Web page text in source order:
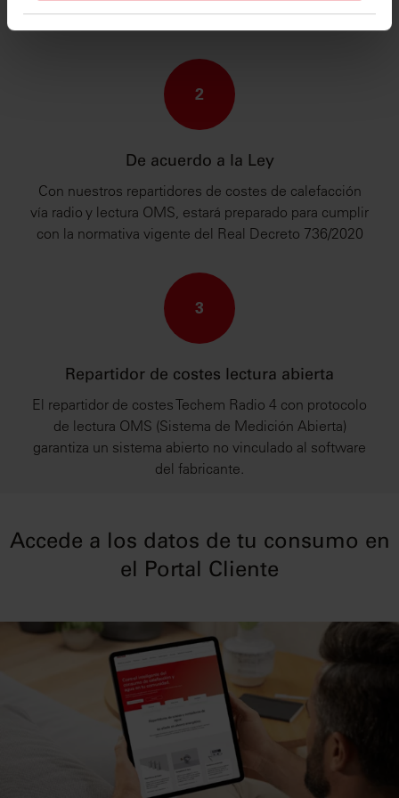
sociales, publicidad y análisis web, quienes pueden
combinarla con otra información que les haya
proporcionado o que hayan recopilado a partir del
uso que haya hecho de sus servicios.
años de experiencia.
2
De acuerdo a la Ley
Con nuestros repartidores de costes de calefacción
vía radio y lectura OMS, estará preparado para cumplir
con la normativa vigente del Real Decreto 736/2020
3
Repartidor de costes lectura abierta
El repartidor de costes Techem Radio 4 con protocolo
de lectura OMS (Sistema de Medición Abierta)
garantiza un sistema abierto no vinculado al software
del fabricante.
Accede a los datos de tu consumo en
el Portal Cliente